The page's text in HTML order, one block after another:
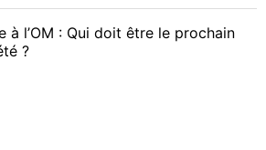
à l’OM : Qui doit être le prochain
?